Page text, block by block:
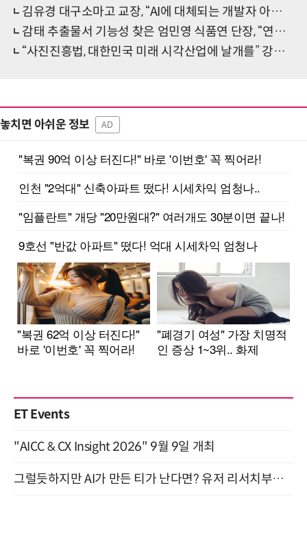
김유경 대구소마고 교장, “AI에 대체되는 개발자 아닌, AI 리딩하는 풀스택 엔지니어 양성”
감태 추출물서 기능성 찾은 엄민영 식품연 단장, “연구 성과가 국민에게 닿기를”
“사진진흥법, 대한민국 미래 시각산업에 날개를” 강종진 전 사진산업진흥법제정위원회 위원장
놓치면 아쉬운 정보 AD
ET Events
"AICC & CX Insight 2026" 9월 9일 개최
그럴듯하지만 AI가 만든 티가 난다면? 유저 리서치부터 배포까지! (9/15)